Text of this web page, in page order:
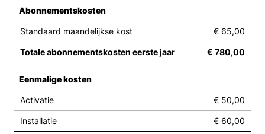
Abonnementskosten
Standaard maandelijkse kost € 65,00
Totale abonnementskosten eerste jaar € 780,00
Eenmalige kosten
Activatie € 50,00
Installatie € 60,00